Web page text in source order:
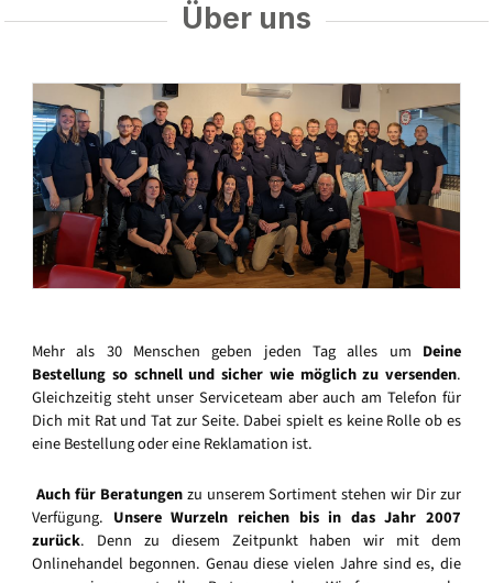
Über uns
Mehr als 30 Menschen geben jeden Tag alles um Deine
Bestellung so schnell und sicher wie möglich zu versenden.
Gleichzeitig steht unser Serviceteam aber auch am Telefon für
Dich mit Rat und Tat zur Seite. Dabei spielt es keine Rolle ob es
eine Bestellung oder eine Reklamation ist.
Auch für Beratungenzu unserem Sortiment stehen wir Dir zur
Verfügung. Unsere Wurzeln reichen bis in das Jahr 2007
zurück. Denn zu diesem Zeitpunkt haben wir mit dem
Onlinehandel begonnen. Genau diese vielen Jahre sind es, die